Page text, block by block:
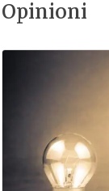
Opinioni